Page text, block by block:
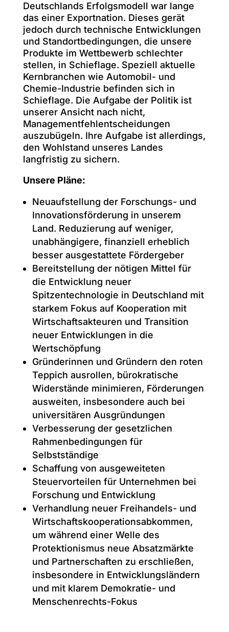
Deutschlands Erfolgsmodell war lange
das einer Exportnation. Dieses gerät
jedoch durch technische Entwicklungen
und Standortbedingungen, die unsere
Produkte im Wettbewerb schlechter
stellen, in Schieflage. Speziell aktuelle
Kernbranchen wie Automobil- und
Chemie-Industrie befinden sich in
Schieflage. Die Aufgabe der Politik ist
unserer Ansicht nach nicht,
Managementfehlentscheidungen
auszubügeln. Ihre Aufgabe ist allerdings,
den Wohlstand unseres Landes
langfristig zu sichern.
Unsere Pläne:
Neuaufstellung der Forschungs- und
Innovationsförderung in unserem
Land. Reduzierung auf weniger,
unabhängigere, finanziell erheblich
besser ausgestattete Fördergeber
Bereitstellung der nötigen Mittel für
die Entwicklung neuer
Spitzentechnologie in Deutschland mit
starkem Fokus auf Kooperation mit
Wirtschaftsakteuren und Transition
neuer Entwicklungen in die
Wertschöpfung
Gründerinnen und Gründern den roten
Teppich ausrollen, bürokratische
Widerstände minimieren, Förderungen
ausweiten, insbesondere auch bei
universitären Ausgründungen
Verbesserung der gesetzlichen
Rahmenbedingungen für
Selbstständige
Schaffung von ausgeweiteten
Steuervorteilen für Unternehmen bei
Forschung und Entwicklung
Verhandlung neuer Freihandels- und
Wirtschaftskooperationsabkommen,
um während einer Welle des
Protektionismus neue Absatzmärkte
und Partnerschaften zu erschließen,
insbesondere in Entwicklungsländern
und mit klarem Demokratie- und
Menschenrechts-Fokus